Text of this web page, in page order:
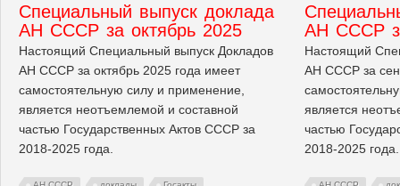
Cпециальный выпуск доклада
АН СССР за октябрь 2025
Настоящий Специальный выпуск Докладов
АН СССР за октябрь 2025 года имеет
самостоятельную силу и применение,
является неотъемлемой и составной
частью Государственных Актов СССР за
2018-2025 года.
АН СССР
Настоящий
АН СССР за
является
частью
2018-2025 года.